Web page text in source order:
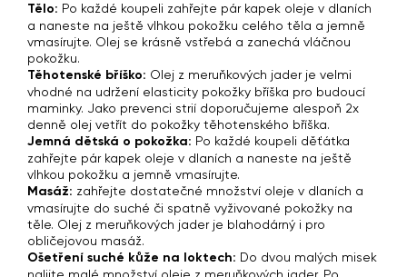
Tělo: Po každé koupeli zahřejte pár kapek oleje v dlaních
a naneste na ještě vlhkou pokožku celého těla a jemně
vmasírujte. Olej se krásně vstřebá a zanechá vláčnou
pokožku.
Těhotenské bříško: Olej z meruňkových jader je velmi
vhodné na udržení elasticity pokožky bříška pro budoucí
maminky. Jako prevenci strií doporučujeme alespoň 2x
denně olej vetřít do pokožky těhotenského bříška.
Jemná dětská o pokožka: Po každé koupeli děťátka
zahřejte pár kapek oleje v dlaních a naneste na ještě
vlhkou pokožku a jemně vmasírujte.
Masáž: zahřejte dostatečné množství oleje v dlaních a
vmasírujte do suché či spatně vyživované pokožky na
těle. Olej z meruňkových jader je blahodárný i pro
obličejovou masáž.
Ošetření suché kůže na loktech: Do dvou malých misek